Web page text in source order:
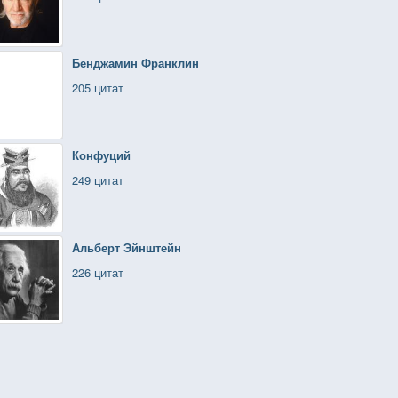
Бенджамин Франклин
205 цитат
Конфуций
249 цитат
Альберт Эйнштейн
226 цитат